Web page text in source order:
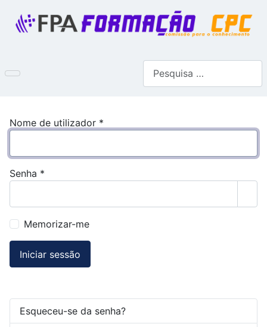
Nome de utilizador *
Senha *
Memorizar-me
Iniciar sessão
Esqueceu-se da senha?